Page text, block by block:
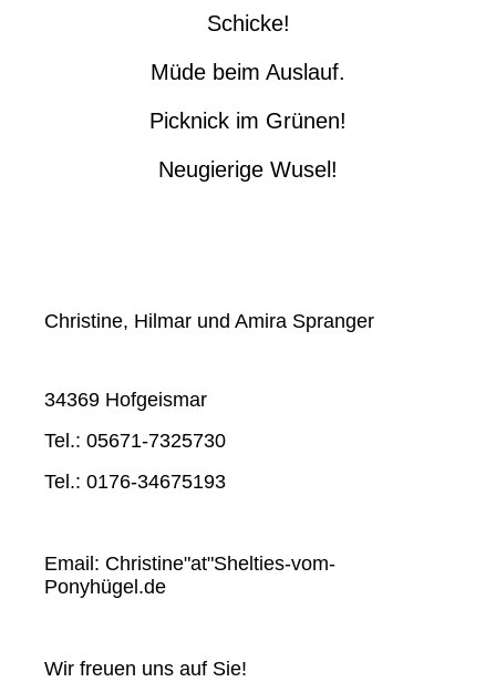
Schicke!
Müde beim Auslauf.
Picknick im Grünen!
Neugierige Wusel!
Christine, Hilmar und Amira Spranger
34369 Hofgeismar
Tel.: 05671-7325730
Tel.: 0176-34675193
Email: Christine"at"Shelties-vom-
Ponyhügel.de
Wir freuen uns auf Sie!